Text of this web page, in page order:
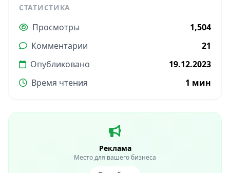
СТАТИСТИКА
Просмотры
1,504
Комментарии
21
Опубликовано
19.12.2023
Время чтения
1 мин
Реклама
Место для вашего бизнеса